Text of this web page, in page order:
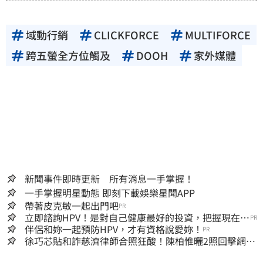
域動行銷 CLICKFORCE
MULTIFORCE
跨五螢全方位觸及
DOOH 家外媒體
新聞事件即時更新 所有消息一手掌握！
一手掌握明星動態 即刻下載娛樂星聞APP
帶著皮克敏一起出門吧PR
立即諮詢HPV！是對自己健康最好的投資，把握現在不
嫌晚！
PR
伴侶和妳一起預防HPV，才有資格說愛妳！ PR
徐巧芯貼和詐慈濟律師合照狂酸！陳柏惟曬2照回擊網笑